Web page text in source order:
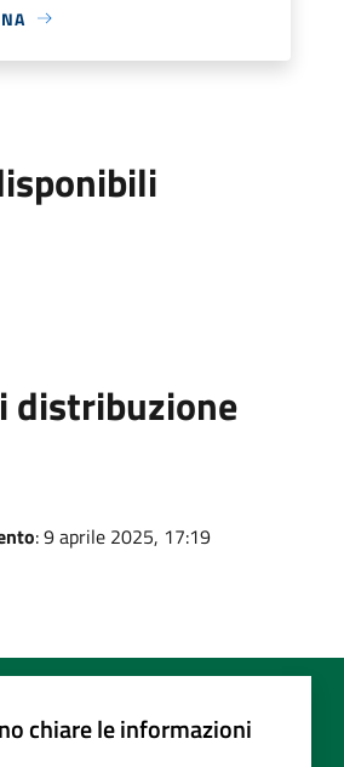
distribuzione
: 9 aprile 2025, 17:19
chiare le informazioni